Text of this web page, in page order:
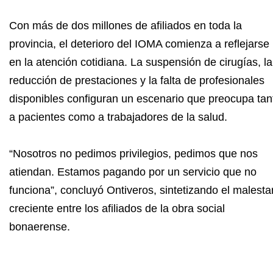
Con más de dos millones de afiliados en toda la
provincia, el deterioro del IOMA comienza a reflejarse
en la atención cotidiana. La suspensión de cirugías, la
reducción de prestaciones y la falta de profesionales
disponibles configuran un escenario que preocupa
a pacientes como a trabajadores de la salud.
“Nosotros no pedimos privilegios, pedimos que nos
atiendan. Estamos pagando por un servicio que no
funciona”, concluyó Ontiveros, sintetizando el
creciente entre los afiliados de la obra social
bonaerense.